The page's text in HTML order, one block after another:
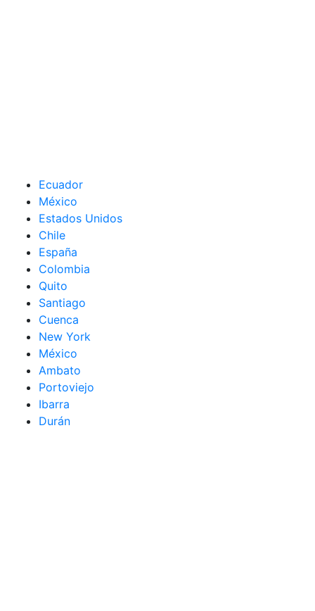
Ecuador
México
Estados Unidos
Chile
España
Colombia
Quito
Santiago
Cuenca
New York
México
Ambato
Portoviejo
Ibarra
Durán